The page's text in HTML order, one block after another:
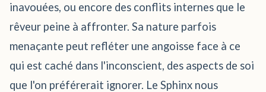
inavouées, ou encore des conflits internes que le
rêveur peine à affronter. Sa nature parfois
menaçante peut refléter une angoisse face à ce
qui est caché dans l'inconscient, des aspects de soi
que l'on préférerait ignorer. Le Sphinx nous